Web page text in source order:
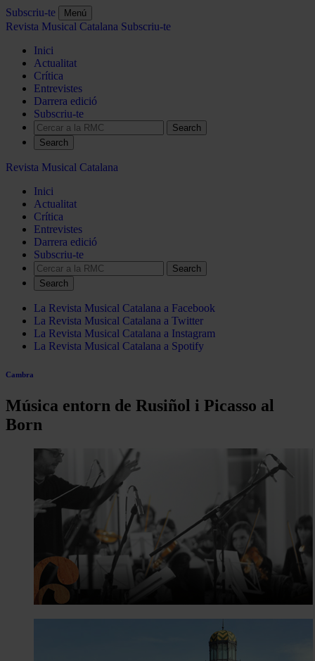
Subscriu-te Menú
Revista Musical Catalana Subscriu-te
Inici
Actualitat
Crítica
Entrevistes
Darrera edició
Subscriu-te
Search
Revista Musical Catalana
Inici
Actualitat
Crítica
Entrevistes
Darrera edició
Subscriu-te
Search
La Revista Musical Catalana a Facebook
La Revista Musical Catalana a Twitter
La Revista Musical Catalana a Instagram
La Revista Musical Catalana a Spotify
Cambra
Música entorn de Rusiñol i Picasso al
Born